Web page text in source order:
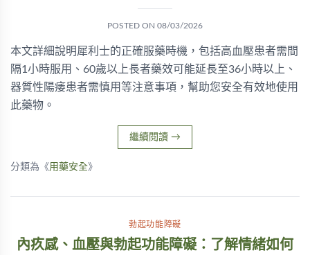
POSTED ON 08/03/2026
本文詳細說明犀利士的正確服藥時機，包括高血壓患者需間
隔1小時服用、60歲以上長者藥效可能延長至36小時以上、
器質性陽痿患者需慎用等注意事項，幫助您安全有效地使用
此藥物。
繼續閱讀 →
分類為《用藥安全》
勃起功能障礙
內疚感、血壓與勃起功能障礙：了解情緒如何